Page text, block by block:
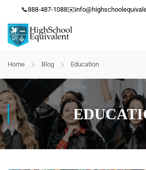
📞888-487-1088✉️
Home Blog Education